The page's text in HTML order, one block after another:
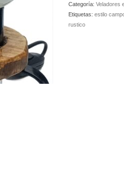
colonial
cantidad
Categoría: Veladores
Etiquetas: estilo
rustico